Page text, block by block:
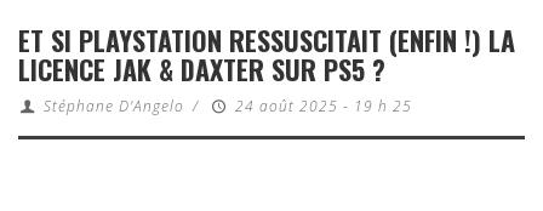
ET SI PLAYSTATION RESSUSCITAIT (ENFIN !) LA
LICENCE JAK & DAXTER SUR PS5 ?
Stéphane D'Angelo / 24 août 2025 - 19 h 25